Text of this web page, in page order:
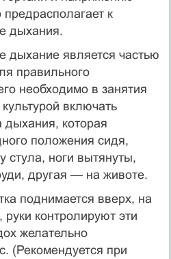
предрасполагает к
дыхания.
дыхание является частью
правильного
необходимо в занятия
включать
дыхания, которая
положения сидя,
стула, ноги вытянуты,
другая — на животе.
поднимается вверх, на
контролируют эти
желательно
(Рекомендуется при